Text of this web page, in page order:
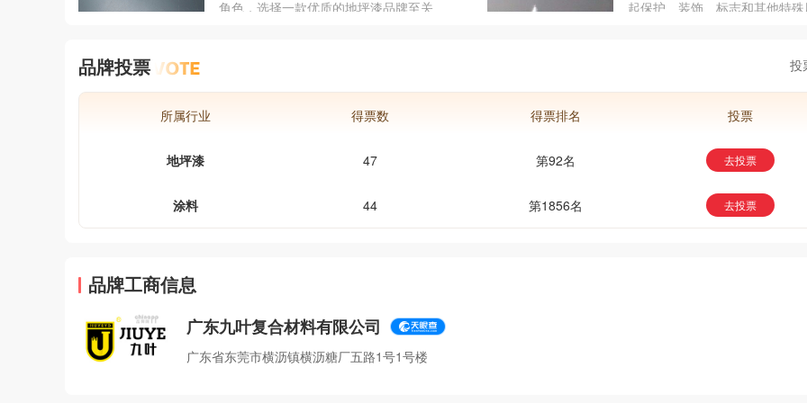
角色，选择一款优质的地坪漆品牌至关
起保护、装饰、标志和其他特
在地坪上用无缝地面涂布材料,
数据技术,综合品牌实力、产品销
好的地坪漆，让大家都选择到合
品牌投票 投
所属行业 得票数 得票排名 投票
地坪漆 47 第92名 去投票
涂料 44 第1856名 去投票
品牌工商信息
广东九叶复合材料有限公司
广东省东莞市横沥镇横沥糖厂五路1号1号楼